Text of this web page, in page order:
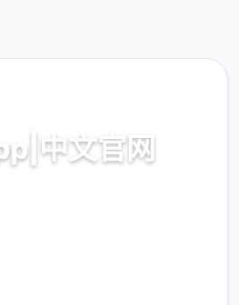
中文官网